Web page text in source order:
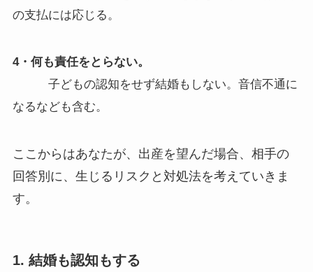
の支払には応じる。
4・何も責任をとらない。
子どもの認知をせず結婚もしない。音信不通に
なるなども含む。
ここからはあなたが、出産を望んだ場合、相手の
回答別に、生じるリスクと対処法を考えていきま
す。
1. 結婚も認知もする